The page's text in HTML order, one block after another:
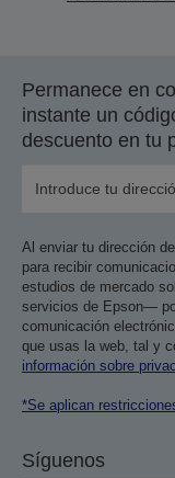
Permanece en
instante un
descuento en tu
Al enviar tu dirección
para recibir
estudios de mercado
servicios de Epson—
comunicación
que usas la web, tal y
información sobre
*Se aplican
Síguenos